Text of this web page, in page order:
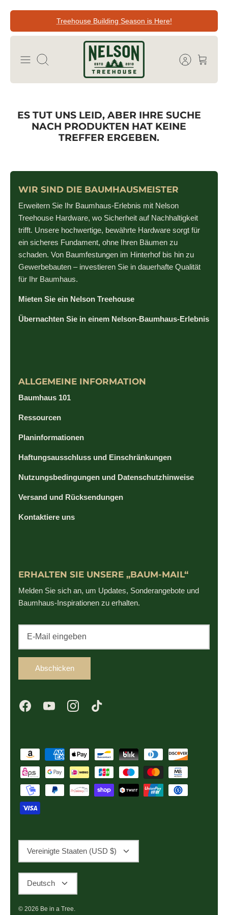
Direkt
zum
Inhalt
Treehouse Building Season is Here!
Suchen
ES TUT UNS LEID, ABER IHRE SUCHE
NACH PRODUKTEN HAT KEINE
TREFFER ERGEBEN.
WIR SIND DIE BAUMHAUSMEISTER
Erweitern Sie Ihr Baumhaus-Erlebnis mit Nelson
Treehouse Hardware, wo Sicherheit auf Nachhaltigkeit
trifft. Unsere hochwertige, bewährte Hardware sorgt für
ein sicheres Fundament, ohne Ihren Bäumen zu
schaden. Von Baumfestungen im Hinterhof bis hin zu
Gewerbebauten – investieren Sie in dauerhafte Qualität
für Ihr Baumhaus.
Mieten Sie ein Nelson Treehouse
Übernachten Sie in einem Nelson-Baumhaus-Erlebnis
ALLGEMEINE INFORMATION
Baumhaus 101
Ressourcen
Planinformationen
Haftungsausschluss und Einschränkungen
Nutzungsbedingungen und Datenschutzhinweise
Versand und Rücksendungen
Kontaktiere uns
ERHALTEN SIE UNSERE „BAUM-MAIL“
Melden Sie sich an, um Updates, Sonderangebote und
Baumhaus-Inspirationen zu erhalten.
Abschicken
Vereinigte Staaten (USD $)
Sprache
Deutsch
© 2026 Be in a Tree.